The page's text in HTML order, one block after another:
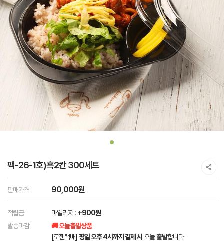
팩-26-1호)흑2칸 300세트
판매가격 90,000원
적립금 마일리지 : +900원
발송마감
🚚 오늘출발상품
[로젠택배] 평일 오후 4시까지 결제 시 오늘 출발합니다